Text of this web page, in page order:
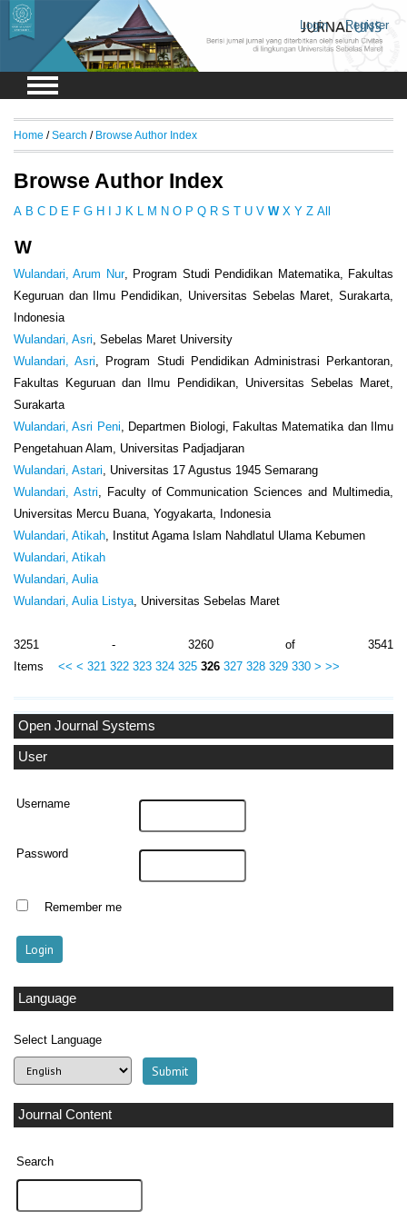
Login Register
Open Journal Systems
User
Username
Password
Remember me
Language
Select Language
Journal Content
Search
Home /Search / Browse Author Index
Browse Author Index
A B C D E F G H J K M N O P Q R S T U V W X Y Z All
W
Wulandari, Arum Nur, Program Studi Pendidikan Matematika, Fakultas
Keguruan dan Ilmu Pendidikan, Universitas Sebelas Maret, Surakarta,
Indonesia
Wulandari, Asri, Sebelas Maret University
Wulandari, Asri, Program Studi Pendidikan Administrasi Perkantoran,
Fakultas Keguruan dan Ilmu Pendidikan, Universitas Sebelas Maret,
Surakarta
Wulandari, Asri Peni, Departmen Biologi, Fakultas Matematika dan Ilmu
Pengetahuan Alam, Universitas Padjadjaran
Wulandari, Astari, Universitas 17 Agustus 1945 Semarang
Wulandari, Astri, Faculty of Communication Sciences and Multimedia,
Universitas Mercu Buana, Yogyakarta, Indonesia
Wulandari, Atikah, Institut Agama Islam Nahdlatul Ulama Kebumen
Wulandari, Atikah
Wulandari, Aulia
Wulandari, Aulia Listya, Universitas Sebelas Maret
3251 - 3260 of 3541
Items << < 321 322 323 324 325 326 327 328 329 330 > >>